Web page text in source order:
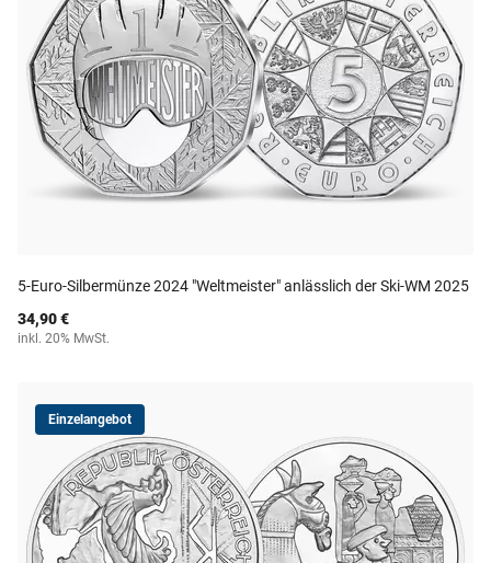
5-Euro-Silbermünze 2024 "Weltmeister" anlässlich der Ski-WM 2025
34,90 €
inkl. 20% MwSt.
Einzelangebot